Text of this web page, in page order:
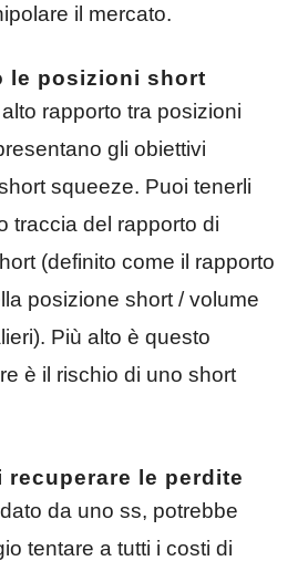
il mercato.
le posizioni short
rapporto tra posizioni
gli obiettivi
squeeze. Puoi tenerli
traccia del rapporto di
(definito come il rapporto
posizione short / volume
Più alto è questo
è il rischio di uno short
recuperare le perdite
da uno ss, potrebbe
tentare a tutti i costi di